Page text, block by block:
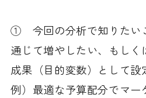
① 今回の分析で知りたい
通じて増やしたい、もしく
成果（目的変数）として設
例）最適な予算配分でマ